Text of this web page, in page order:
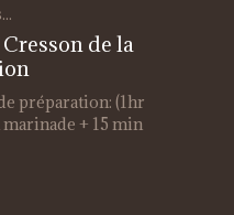
de la
préparation: (1hr
+ 15 min